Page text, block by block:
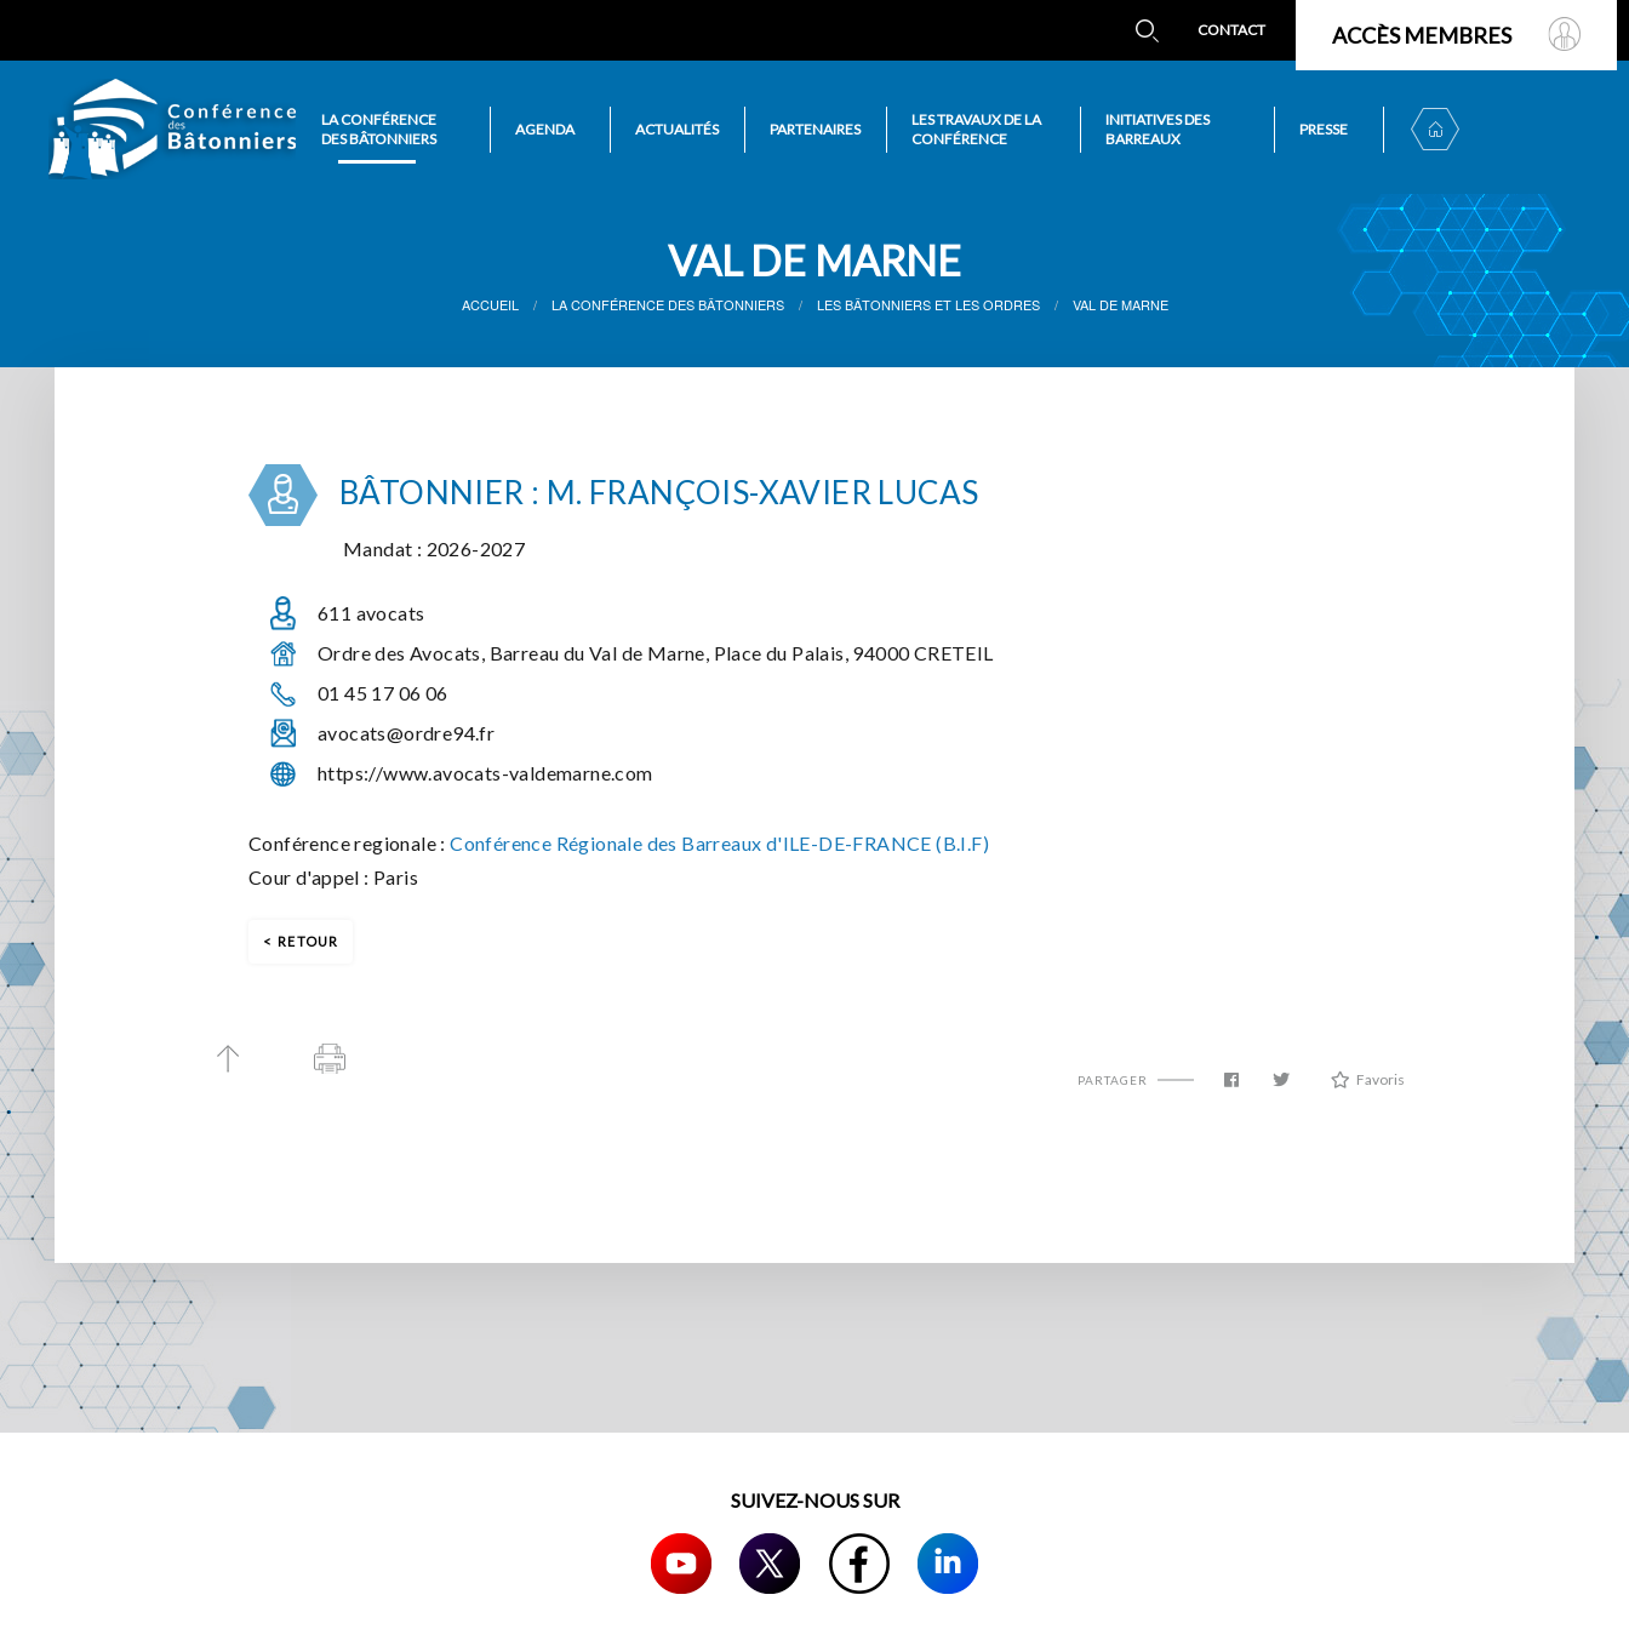
CONTACT ACCÈS MEMBRES
LA CONFÉRENCE
DES BÂTONNIERS
AGENDA ACTUALITÉS PARTENAIRES
LES TRAVAUX DE LA
CONFÉRENCE
INITIATIVES DES
BARREAUX
PRESSE
VAL DE MARNE
ACCUEIL LA CONFÉRENCE DES BÂTONNIERS LES BÂTONNIERS ET LES ORDRES VAL DE MARNE
BÂTONNIER : M. FRANÇOIS-XAVIER LUCAS
Mandat : 2026-2027
611 avocats
Ordre des Avocats, Barreau du Val de Marne, Place du Palais, 94000 CRETEIL
01 45 17 06 06
avocats@ordre94.fr
https://www.avocats-valdemarne.com
Conférence regionale : Conférence Régionale des Barreaux d'ILE-DE-FRANCE (B.I.F)
Cour d'appel : Paris
RETOUR
PARTAGER Favoris
SUIVEZ-NOUS SUR